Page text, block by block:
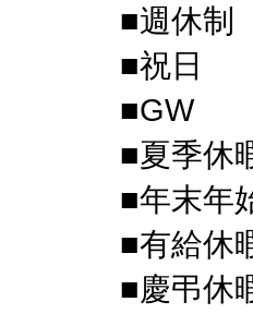
■週休制
■祝日
■GW
■夏季休
■年末年
■有給休
■慶弔休